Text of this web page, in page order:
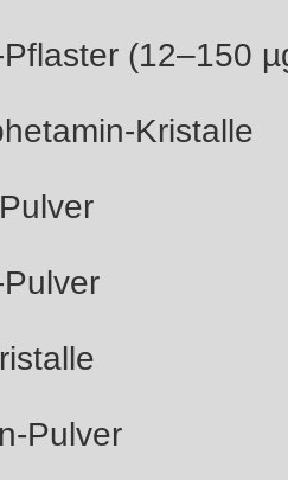
(12–150
Kristalle
Pulver